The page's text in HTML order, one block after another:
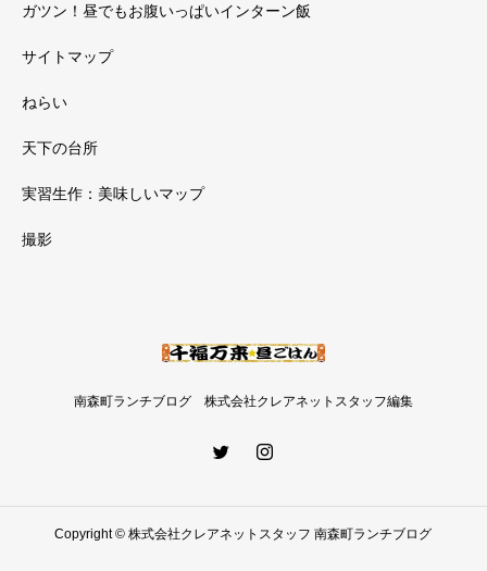
ガツン！昼でもお腹いっぱいインターン飯
サイトマップ
ねらい
天下の台所
実習生作：美味しいマップ
撮影
南森町ランチブログ 株式会社クレアネットスタッフ編集
Copyright © 株式会社クレアネットスタッフ 南森町ランチブログ